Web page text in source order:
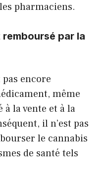
pharmaciens.
remboursé par la
pas encore
même
à la vente et à la
il n’est pas
le cannabis
de santé tels